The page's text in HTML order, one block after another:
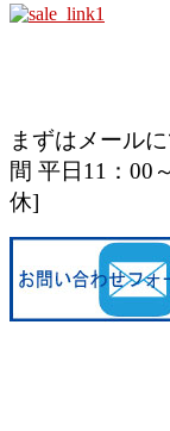
まずはメール
間 平日11：00
休]